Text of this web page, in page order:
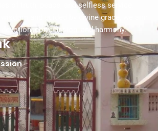
of truth, peace, and selfless service.
and guided by divine grace, we aim
compassion, and harmony.